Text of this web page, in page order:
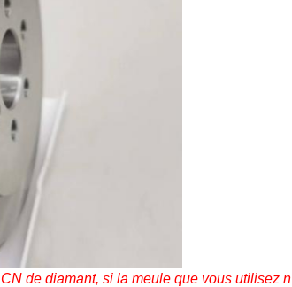
de diamant, si la meule que vous utilisez